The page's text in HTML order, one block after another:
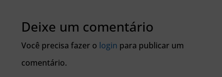
Deixe um comentário
Você precisa fazer o login para publicar um
comentário.